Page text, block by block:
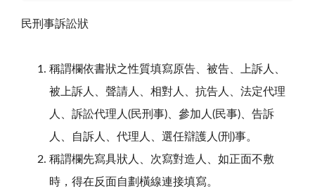
民刑事訴訟狀
稱謂欄依書狀之性質填寫原告、被告、上訴人、
被上訴人、聲請人、相對人、抗告人、法定代理
人、訴訟代理人(民刑事)、參加人(民事)、告訴
人、自訴人、代理人、選任辯護人(刑)事。
稱謂欄先寫具狀人、次寫對造人、如正面不敷
時，得在反面自劃橫線連接填寫。